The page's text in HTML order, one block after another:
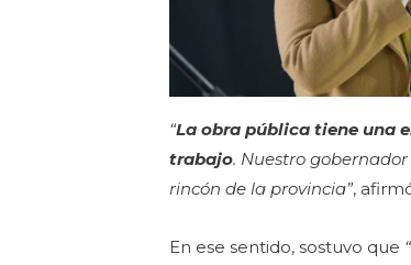
“La obra pública tiene una
trabajo. Nuestro
rincón de la provincia”,
En ese sentido, sostuvo que